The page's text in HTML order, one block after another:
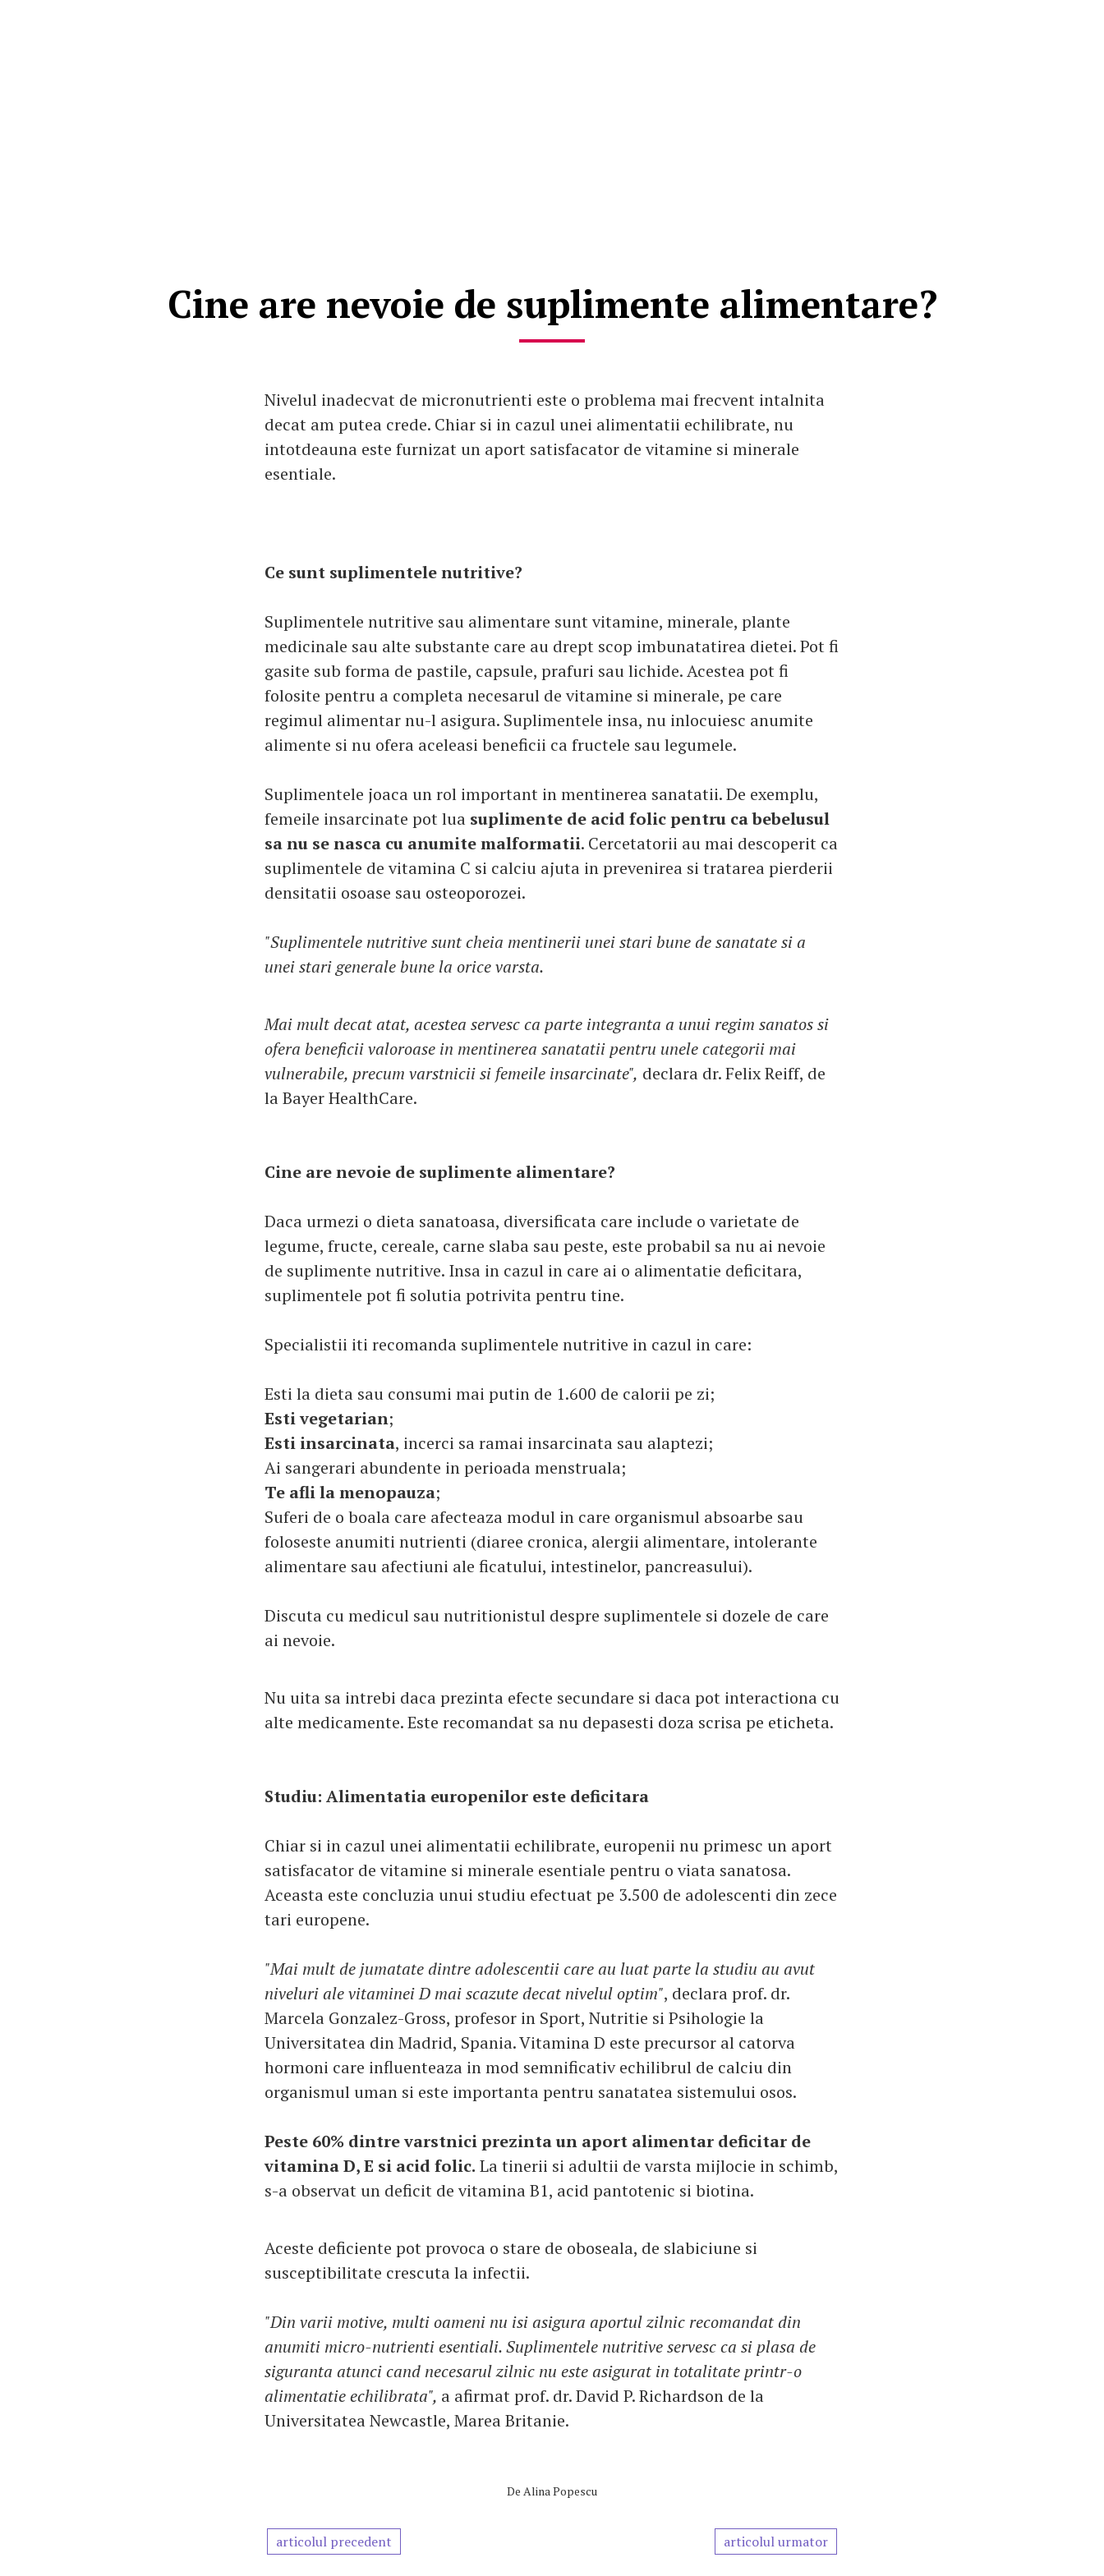
Cine are nevoie de suplimente alimentare?
Nivelul inadecvat de micronutrienti este o problema mai frecvent intalnita
decat am putea crede. Chiar si in cazul unei alimentatii echilibrate, nu
intotdeauna este furnizat un aport satisfacator de vitamine si minerale
esentiale.
Ce sunt suplimentele nutritive?
Suplimentele nutritive sau alimentare sunt vitamine, minerale, plante
medicinale sau alte substante care au drept scop imbunatatirea dietei. Pot fi
gasite sub forma de pastile, capsule, prafuri sau lichide. Acestea pot fi
folosite pentru a completa necesarul de vitamine si minerale, pe care
regimul alimentar nu-l asigura. Suplimentele insa, nu inlocuiesc anumite
alimente si nu ofera aceleasi beneficii ca fructele sau legumele.
Suplimentele joaca un rol important in mentinerea sanatatii. De exemplu,
femeile insarcinate pot lua suplimente de acid folic pentru ca bebelusul
sa nu se nasca cu anumite malformatii. Cercetatorii au mai descoperit ca
suplimentele de vitamina C si calciu ajuta in prevenirea si tratarea pierderii
densitatii osoase sau osteoporozei.
"Suplimentele nutritive sunt cheia mentinerii unei stari bune de sanatate si a
unei stari generale bune la orice varsta.
Mai mult decat atat, acestea servesc ca parte integranta a unui regim sanatos si
ofera beneficii valoroase in mentinerea sanatatii pentru unele categorii mai
vulnerabile, precum varstnicii si femeile insarcinate", declara dr. Felix Reiff, de
la Bayer HealthCare.
Cine are nevoie de suplimente alimentare?
Daca urmezi o dieta sanatoasa, diversificata care include o varietate de
legume, fructe, cereale, carne slaba sau peste, este probabil sa nu ai nevoie
de suplimente nutritive. Insa in cazul in care ai o alimentatie deficitara,
suplimentele pot fi solutia potrivita pentru tine.
Specialistii iti recomanda suplimentele nutritive in cazul in care:
Esti la dieta sau consumi mai putin de 1.600 de calorii pe zi;
Esti vegetarian;
Esti insarcinata, incerci sa ramai insarcinata sau alaptezi;
Ai sangerari abundente in perioada menstruala;
Te afli la menopauza;
Suferi de o boala care afecteaza modul in care organismul absoarbe sau
foloseste anumiti nutrienti (diaree cronica, alergii alimentare, intolerante
alimentare sau afectiuni ale ficatului, intestinelor, pancreasului).
Discuta cu medicul sau nutritionistul despre suplimentele si dozele de care
ai nevoie.
Nu uita sa intrebi daca prezinta efecte secundare si daca pot interactiona cu
alte medicamente. Este recomandat sa nu depasesti doza scrisa pe eticheta.
Studiu: Alimentatia europenilor este deficitara
Chiar si in cazul unei alimentatii echilibrate, europenii nu primesc un aport
satisfacator de vitamine si minerale esentiale pentru o viata sanatosa.
Aceasta este concluzia unui studiu efectuat pe 3.500 de adolescenti din zece
tari europene.
"Mai mult de jumatate dintre adolescentii care au luat parte la studiu au avut
niveluri ale vitaminei D mai scazute decat nivelul optim", declara prof. dr.
Marcela Gonzalez-Gross, profesor in Sport, Nutritie si Psihologie la
Universitatea din Madrid, Spania. Vitamina D este precursor al catorva
hormoni care influenteaza in mod semnificativ echilibrul de calciu din
organismul uman si este importanta pentru sanatatea sistemului osos.
Peste 60% dintre varstnici prezinta un aport alimentar deficitar de
vitamina D, E si acid folic. La tinerii si adultii de varsta mijlocie in schimb,
s-a observat un deficit de vitamina B1, acid pantotenic si biotina.
Aceste deficiente pot provoca o stare de oboseala, de slabiciune si
susceptibilitate crescuta la infectii.
"Din varii motive, multi oameni nu isi asigura aportul zilnic recomandat din
anumiti micro-nutrienti esentiali. Suplimentele nutritive servesc ca si plasa de
siguranta atunci cand necesarul zilnic nu este asigurat in totalitate printr-o
alimentatie echilibrata", a afirmat prof. dr. David P. Richardson de la
Universitatea Newcastle, Marea Britanie.
De Alina Popescu
articolul precedent articolul urmator